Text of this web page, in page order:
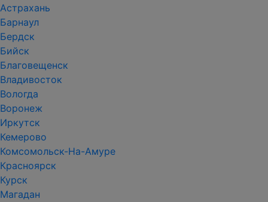
Астрахань
Барнаул
Бердск
Бийск
Благовещенск
Владивосток
Вологда
Воронеж
Иркутск
Кемерово
Комсомольск-На-Амуре
Красноярск
Курск
Магадан